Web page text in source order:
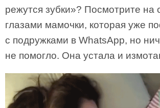
режутся зубки»? Посмотрите на
глазами мамочки, которая уже
с подружками в WhatsApp, но
не помогло. Она устала и